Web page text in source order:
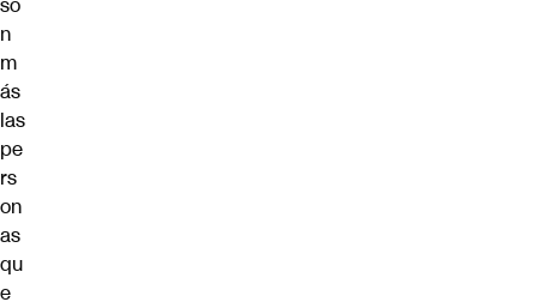
n
m
ás
las
pe
rs
on
as
qu
e